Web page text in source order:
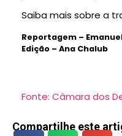
Saiba mais sobre a
Reportagem –
Edição – Ana Chalub
Fonte: Câmara dos
Compartilhe este